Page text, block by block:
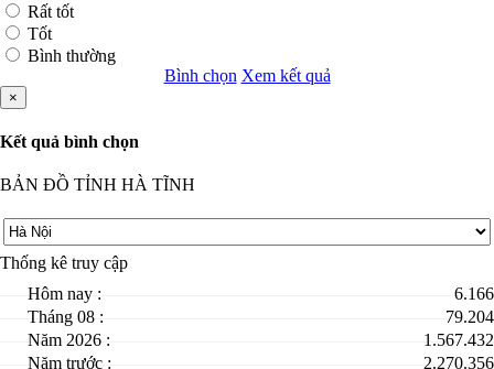
Rất tốt
Tốt
Bình thường
Bình chọn Xem kết quả
×
Kết quả bình chọn
BẢN ĐỒ TỈNH HÀ TĨNH
Thống kê truy cập
Hôm nay :
6.166
Tháng 08 :
79.204
Năm 2026 :
1.567.432
Năm trước :
2.270.356